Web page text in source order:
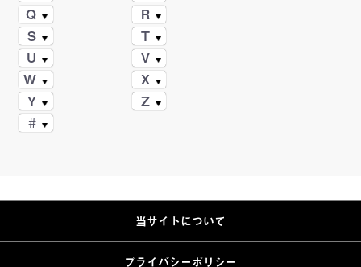
Q
R
S
T
U
V
W
X
Y
Z
#
当サイトについて
プライバシーポリシー